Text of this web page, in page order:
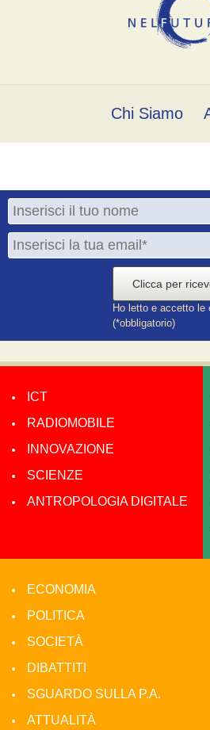
Chi Siamo
Clicca per
Ho letto e accetto le
(*obbligatorio)
ICT
RADIOMOBILE
INNOVAZIONE
SCIENZE
ANTROPOLOGIA DIGITALE
ECONOMIA
POLITICA
SOCIETÀ
DIBATTITI
SGUARDO SULLA P.A.
ATTUALITÀ